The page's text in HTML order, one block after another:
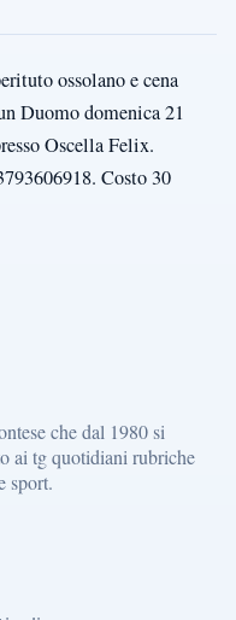
ossolano e cena
Duomo domenica 21
Oscella Felix.
Costo 30
che dal 1980 si
ai tg quotidiani rubriche
sport.